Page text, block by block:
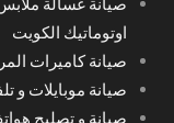
اوتوماتيك الكويت
صيانة كاميرات
صيانة موبايلات و
صيانة و تصليح